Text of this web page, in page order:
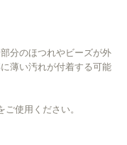
分のほつれやビーズが外
薄い汚れが付着する可能
使用ください。